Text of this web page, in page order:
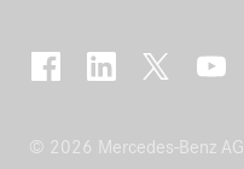
© 2026 Mercedes-Benz AG.